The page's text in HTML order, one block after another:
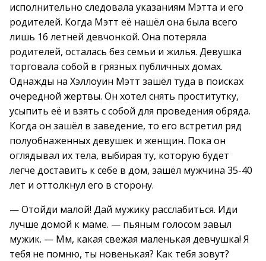
исполнительно следовала указаниям Мэтта и его
родителей. Когда Мэтт её нашёл она была всего
лишь 16 летней девчонкой. Она потеряла
родителей, осталась без семьи и жилья. Девушка
торговала собой в грязных публичных домах.
Однажды на Хэллоуин Мэтт зашёл туда в поисках
очередной жертвы. Он хотел снять проститутку,
усыпить её и взять с собой для проведения обряда.
Когда он зашёл в заведение, то его встретил ряд
полуобнаженных девушек и женщин. Пока он
оглядывал их тела, выбирая ту, которую будет
легче доставить к себе в дом, зашёл мужчина 35-40
лет и оттолкнул его в сторону.
— Отойди малой! Дай мужику расслабиться. Иди
лучше домой к маме. — пьяным голосом завыл
мужик. — Мм, какая свежая маленькая девчушка! Я
тебя не помню, ты новенькая? Как тебя зовут?